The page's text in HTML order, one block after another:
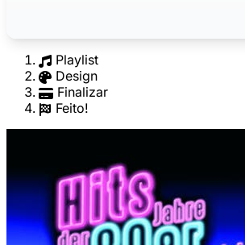
Playlist
Design
Finalizar
Feito!